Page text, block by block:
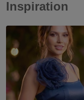
Inspiration